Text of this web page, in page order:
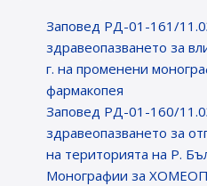
Заповед РД-01-161/
здравеопазването за
г. на променени
фармакопея
Заповед РД-01-160/
здравеопазването за
на територията на Р.
Монографии за